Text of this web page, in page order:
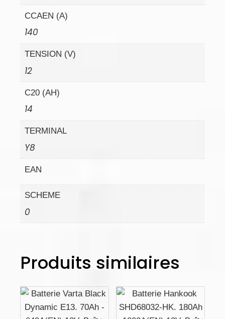
CCAEN (A)
140
TENSION (V)
12
C20 (AH)
14
TERMINAL
Y8
EAN
SCHEME
0
Produits similaires